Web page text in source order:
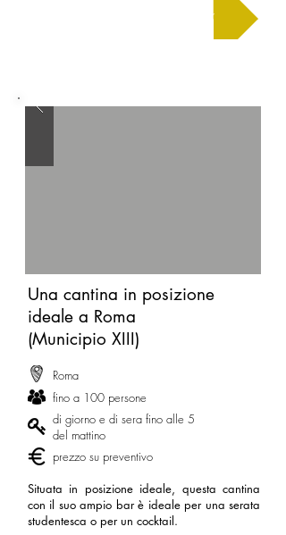
Una cantina in posizione
ideale a Roma
(Municipio XIII)
Roma
fino a 100 persone
di giorno e di sera fino alle 5
del mattino
prezzo su preventivo
Situata in posizione ideale, questa cantina
con il suo ampio bar è ideale per una serata
studentesca o per un cocktail.